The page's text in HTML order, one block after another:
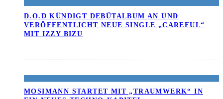
D.O.D KÜNDIGT DEBÜTALBUM AN UND
VERÖFFENTLICHT NEUE SINGLE „CAREFUL“
MIT IZZY BIZU
MOSIMANN STARTET MIT „TRAUMWERK“ IN